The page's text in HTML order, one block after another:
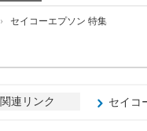
› セイコーエプソン 特集
関連リンク セイコ